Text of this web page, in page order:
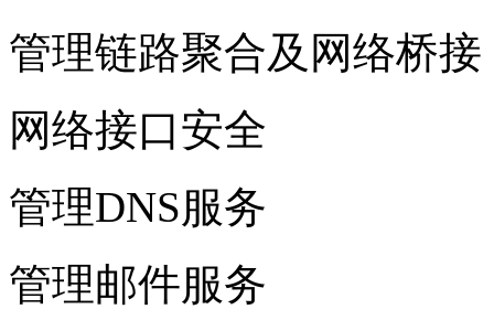
管理链路聚合及网络桥接
网络接口安全
管理DNS服务
管理邮件服务